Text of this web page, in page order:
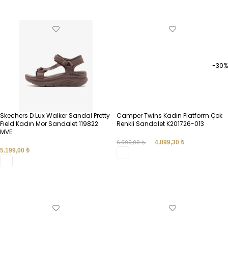
Skechers D Lux Walker Sandal Pretty
Fıeld Kadın Mor Sandalet 119822
MVE
5.199,00 ₺
-30%
Camper Twins Kadın Platform Çok
Renkli Sandalet K201726-013
6.999,00₺ 4.899,30 ₺